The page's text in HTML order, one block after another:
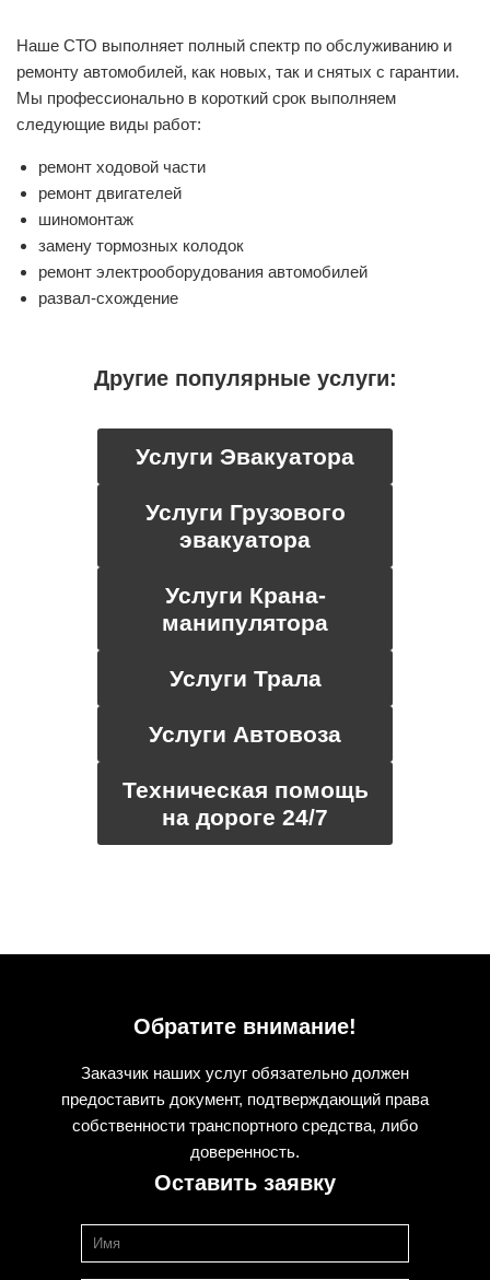
Наше СТО выполняет полный спектр по обслуживанию и
ремонту автомобилей, как новых, так и снятых с гарантии.
Мы профессионально в короткий срок выполняем
следующие виды работ:
ремонт ходовой части
ремонт двигателей
шиномонтаж
замену тормозных колодок
ремонт электрооборудования автомобилей
развал-схождение
Другие популярные услуги:
Услуги Эвакуатора
Услуги Грузового
эвакуатора
Услуги Крана-
манипулятора
Услуги Трала
Услуги Автовоза
Техническая помощь
на дороге 24/7
Обратите внимание!
Заказчик наших услуг обязательно должен
предоставить документ, подтверждающий права
собственности транспортного средства, либо
доверенность.
Оставить заявку